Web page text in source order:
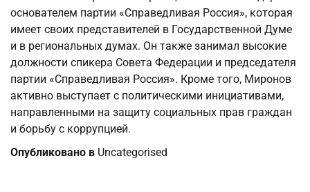
основателем партии «Справедливая Россия», которая
имеет своих представителей в Государственной Думе
и в региональных думах. Он также занимал высокие
должности спикера Совета Федерации и председателя
партии «Справедливая Россия». Кроме того, Миронов
активно выступает с политическими инициативами,
направленными на защиту социальных прав граждан
и борьбу с коррупцией.
Опубликовано в Uncategorised